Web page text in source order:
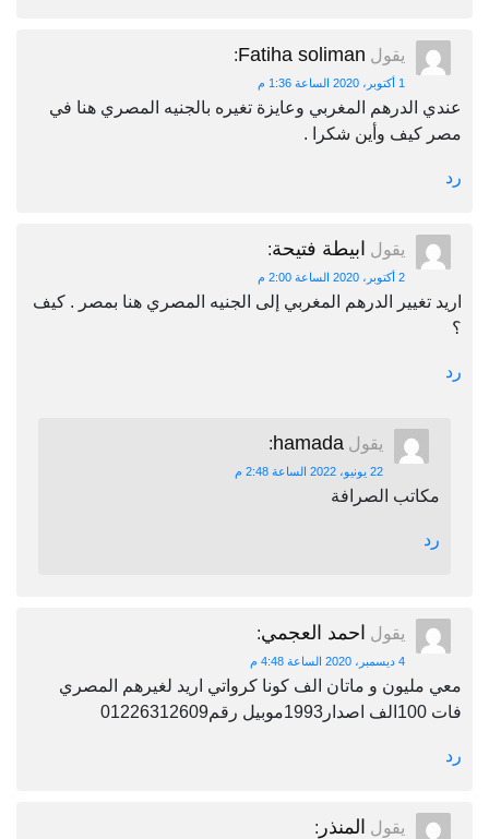
يقول Fatiha soliman
:
1 أكتوبر، 2020 الساعة 1:36 م
عندي الدرهم المغربي وعايزة تغيره بالجنيه المصري هنا في
مصر كيف وأين شكرا .
رد
يقول ابيطة فتيحة:
2 أكتوبر، 2020 الساعة 2:00 م
اريد تغيير الدرهم المغربي إلى الجنيه المصري هنا بمصر . كيف
؟
رد
يقول hamada
:
22 يونيو، 2022 الساعة 2:48 م
مكاتب الصرافة
رد
يقول احمد العجمي:
4 ديسمبر، 2020 الساعة 4:48 م
معي مليون و ماتان الف كونا كرواتي اريد لغيرهم المصري
فات 100الف اصدار1993موبيل رقم01226312609
رد
يقول المنذر :